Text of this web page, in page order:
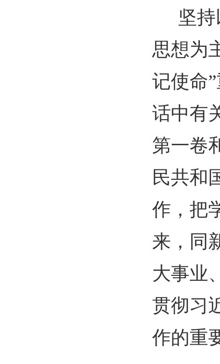
坚
思想为
记使命
话中有
第一卷
民共和
作，把
来，同
大事业
贯彻习
作的重